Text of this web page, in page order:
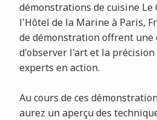
démonstrations de cuisine Le
l'Hôtel de la Marine à Paris,
de démonstration offrent
d'observer l'art et la précision
experts en action.
Au cours de ces
aurez un aperçu des